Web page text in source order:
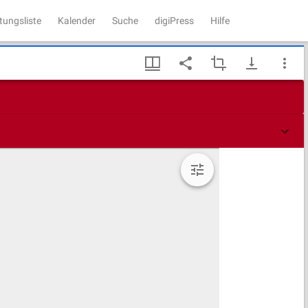
Kalender Suche digiPress Hilfe